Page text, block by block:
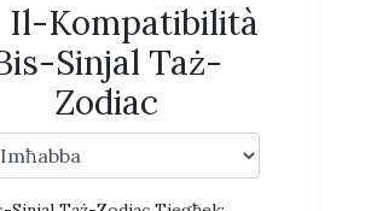
Il-Kompatibilità
Sinjal Taż-
Zodiac